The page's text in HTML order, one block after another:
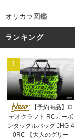
オリカラ図鑑
ランキング
1
【予約商品】ロ
デオクラフト RCカーボ
ンタックルバッグ JHG-4
0RC 【大人のグリー